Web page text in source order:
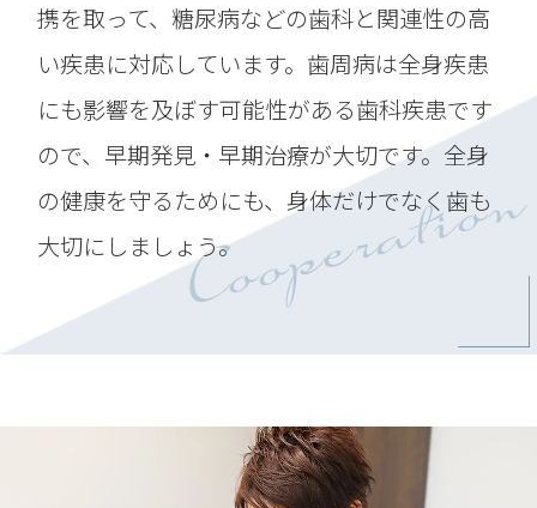
携を取って、糖尿病などの歯科と関連性の高
い疾患に対応しています。歯周病は全身疾患
にも影響を及ぼす可能性がある歯科疾患です
ので、早期発見・早期治療が大切です。全身
の健康を守るためにも、身体だけでなく歯も
大切にしましょう。